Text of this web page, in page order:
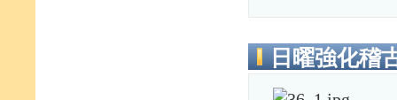
日曜強化稽